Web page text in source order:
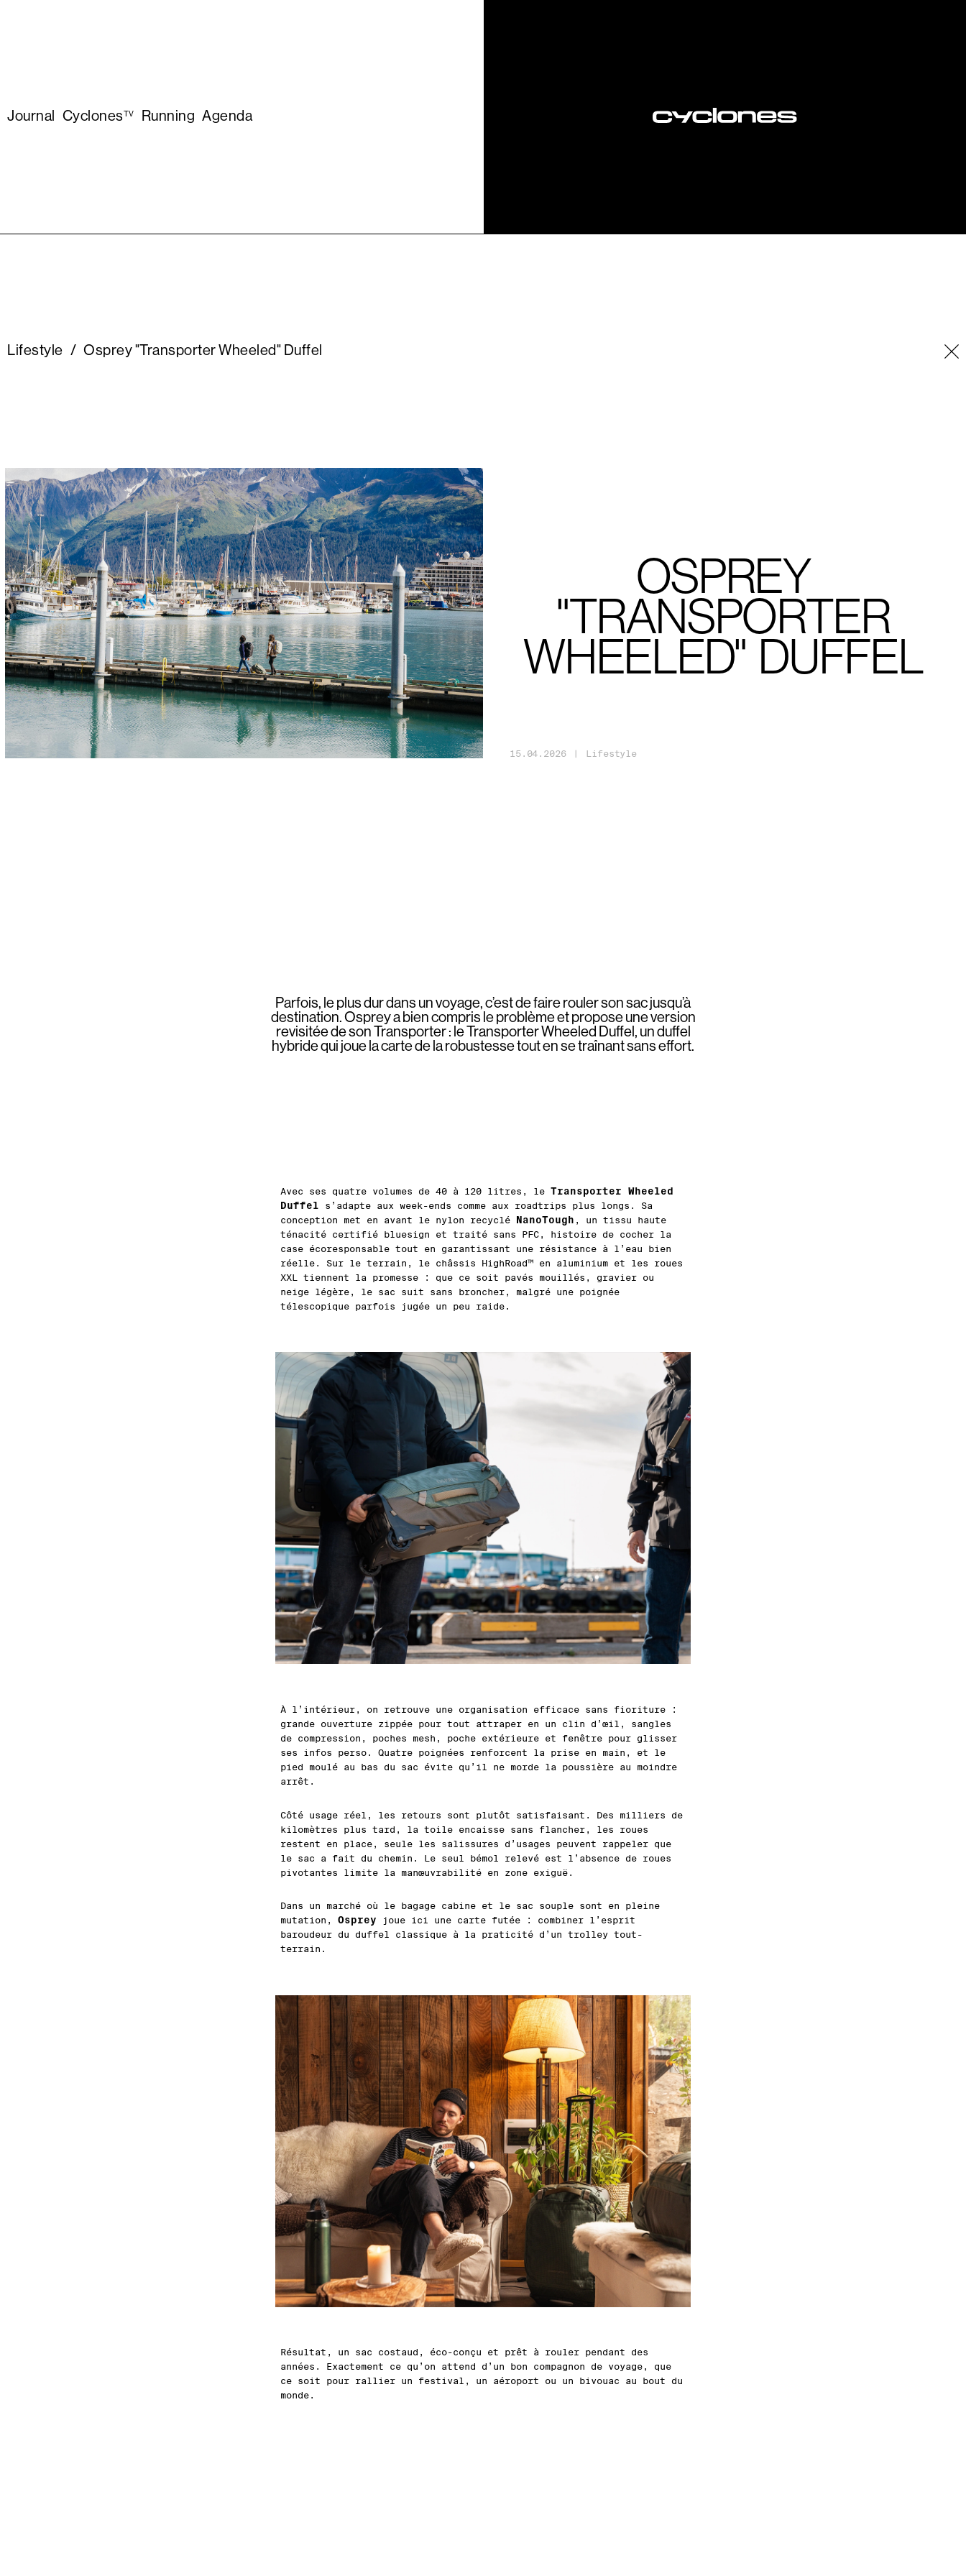
Journal CyclonesTV Running Agenda
Lifestyle / Osprey "Transporter Wheeled" Duffel
OSPREY
"TRANSPORTER
WHEELED" DUFFEL
15. 04 . 2026 | Lifestyle
Parfois, le plus dur dans un voyage, c’est de faire rouler son sac jusqu’à
destination. Osprey a bien compris le problème et propose une version
revisitée de son Transporter : le Transporter Wheeled Duffel, un duffel
hybride qui joue la carte de la robustesse tout en se traînant sans effort.
Avec ses quatre volumes de 40 à 120 litres, le Transporter Wheeled
Duffel s’adapte aux week-ends comme aux roadtrips plus longs. Sa
conception met en avant le nylon recyclé NanoTough , un tissu haute
ténacité certifié bluesign et traité sans PFC, histoire de cocher la
case écoresponsable tout en garantissant une résistance à l’eau bien
réelle. Sur le terrain, le châssis HighRoad™ en aluminium et les roues
XXL tiennent la promesse : que ce soit pavés mouillés, gravier ou
neige légère, le sac suit sans broncher, malgré une poignée
télescopique parfois jugée un peu raide.
À l’intérieur, on retrouve une organisation efficace sans fioriture :
grande ouverture zippée pour tout attraper en un clin d’œil, sangles
de compression, poches mesh, poche extérieure et fenêtre pour glisser
ses infos perso. Quatre poignées renforcent la prise en main, et le
pied moulé au bas du sac évite qu’il ne morde la poussière au moindre
arrêt.
Côté usage réel, les retours sont plutôt satisfaisant. Des milliers de
kilomètres plus tard, la toile encaisse sans flancher, les roues
restent en place, seule les salissures d’usages peuvent rappeler que
le sac a fait du chemin. Le seul bémol relevé est l’absence de roues
pivotantes limite la manœuvrabilité en zone exiguë.
Dans un marché où le bagage cabine et le sac souple sont en pleine
mutation, Osprey joue ici une carte futée : combiner l’esprit
baroudeur du duffel classique à la praticité d’un trolley tout-
terrain.
Résultat, un sac costaud, éco-conçu et prêt à rouler pendant des
années. Exactement ce qu’on attend d’un bon compagnon de voyage, que
ce soit pour rallier un festival, un aéroport ou un bivouac au bout du
monde.